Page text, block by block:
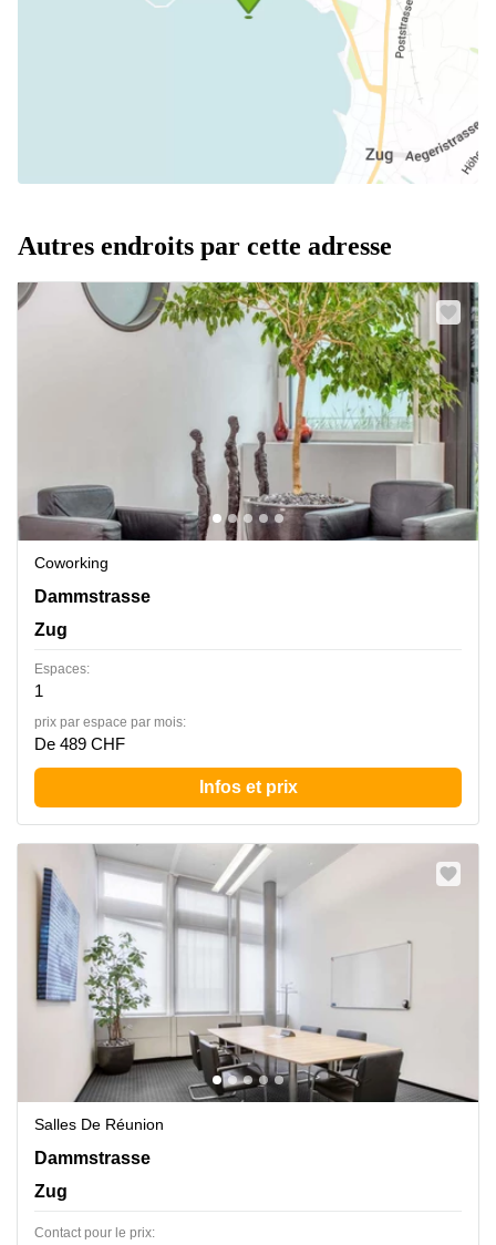
Autres endroits par cette adresse
Coworking
Dammstrasse 19, Zug
Dammstrasse
Zug
Espaces:
1
prix par espace par mois:
De 489 CHF
Infos et prix
Salles De Réunion
Dammstrasse 19, Zug
Dammstrasse
Zug
Contact pour le prix: